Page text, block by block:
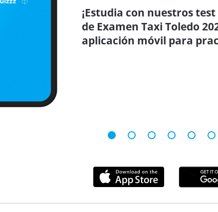
¡Estudia con nuestros
de Examen Taxi Toledo
aplicación móvil para